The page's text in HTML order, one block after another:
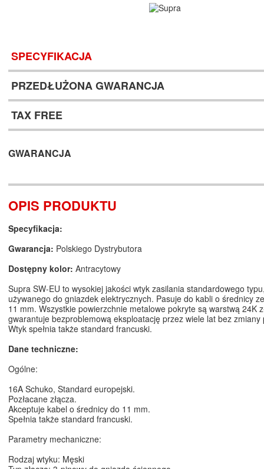
SPECYFIKACJA
PRZEDŁUŻONA GWARANCJA
TAX FREE
GWARANCJA
OPIS PRODUKTU
Specyfikacja:
Gwarancja: Polskiego Dystrybutora
Dostępny kolor: Antracytowy
Supra SW-EU to wysokiej jakości wtyk zasilania standardowego
używanego do gniazdek elektrycznych. Pasuje do kabli o średnicy
11 mm. Wszystkie powierzchnie metalowe pokryte są warstwą 24K
gwarantuje bezproblemową eksploatację przez wiele lat bez zmiany
Wtyk spełnia także standard francuski.
Dane techniczne:
Ogólne:
16A Schuko, Standard europejski.
Pozłacane złącza.
Akceptuje kabel o średnicy do 11 mm.
Spełnia także standard francuski.
Parametry mechaniczne:
Rodzaj wtyku: Męski